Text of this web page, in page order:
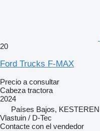
20
Ford Trucks F-MAX
Precio a consultar
Cabeza tractora
2024
Países Bajos, KESTEREN
Vlastuin / D-Tec
Contacte con el vendedor